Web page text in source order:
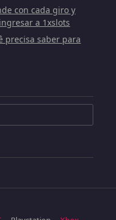
con cada giro y
a 1xslots
precisa saber para